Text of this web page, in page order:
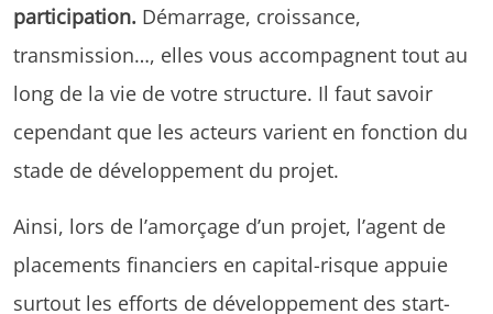
participation. Démarrage, croissance,
transmission…, elles vous accompagnent tout au
long de la vie de votre structure. Il faut savoir
cependant que les acteurs varient en fonction du
stade de développement du projet.
Ainsi, lors de l’amorçage d’un projet, l’agent de
placements financiers en capital-risque appuie
surtout les efforts de développement des start-